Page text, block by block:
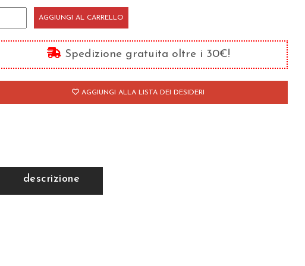
AGGIUNGI AL CARRELLO
Spedizione gratuita oltre i 30€!
AGGIUNGI ALLA LISTA DEI DESIDERI
descrizione